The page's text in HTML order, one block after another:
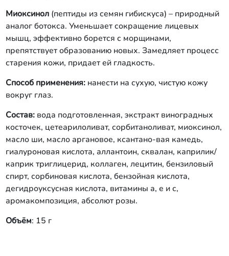
Миоксинол(пептиды из семян гибискуса) – природный
аналог ботокса. Уменьшает сокращение лицевых
мышц, эффективно борется с морщинами,
препятствует образованию новых. Замедляет процесс
старения кожи, придает ей гладкость.
Способ применения:нанести на сухую, чистую кожу
вокруг глаз.
Состав:вода подготовленная, экстракт виноградных
косточек, цетеарилоливат, сорбитаноливат, миоксинол,
масло ши, масло аргановое, ксантано-вая камедь,
гиалуроновая кислота, аллантоин, сквалан, каприлик/
каприк триглицерид, коллаген, лецитин, бензиловый
спирт, сорбиновая кислота, бензойная кислота,
дегидроуксусная кислота, витамины а, е и с,
аромакомпозиция, абсолют розы.
Объём: 15 г